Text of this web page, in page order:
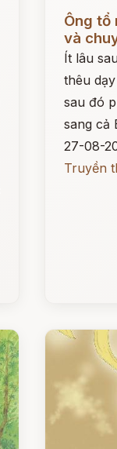
Đọc ngay
Ông tổ
và
Ít lâu
thêu
sau đó
sang cả
27-08-
Truyền